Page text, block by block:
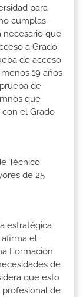
para
cumplas
necesario que
a Grado
de acceso
19 años
de
que
el Grado
Técnico
de 25
estratégica
afirma el
Formación
de
que esto
profesional de